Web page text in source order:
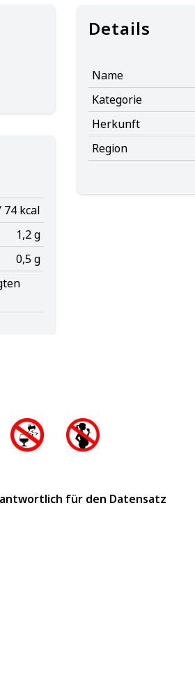
309 kJ / 74 kcal
1,2 g
0,5 g
Details
Name
Kategorie
Herkunft
Region
für den Datensatz